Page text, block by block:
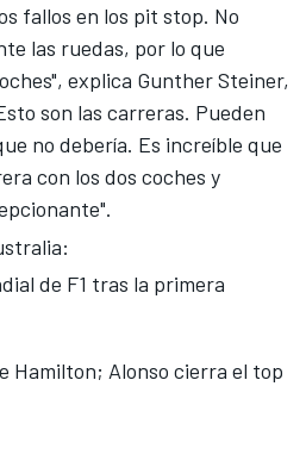
fallos en los pit stop. No
las ruedas, por lo que
explica Gunther Steiner,
son las carreras. Pueden
no debería. Es increíble que
con los dos coches y
de F1 tras la primera
Hamilton; Alonso cierra el top